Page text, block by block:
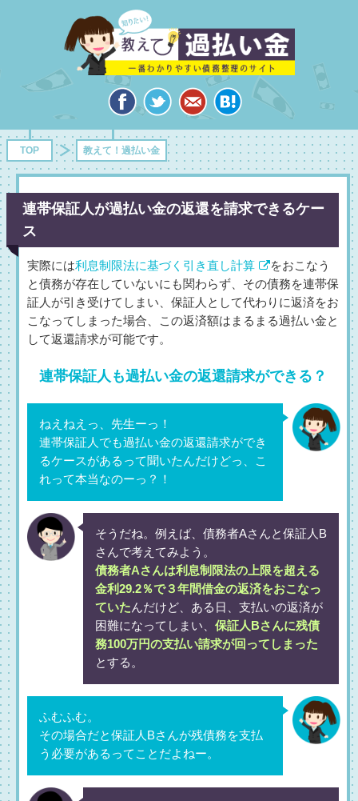
TOP 教えて！過払い金
連帯保証人が過払い金の返還を請求できるケー
ス
実際には利息制限法に基づく引き直し計算
をおこなう
と債務が存在していないにも関わらず、その債務を連帯保
証人が引き受けてしまい、保証人として代わりに返済をお
こなってしまった場合、この返済額はまるまる過払い金と
して返還請求が可能です。
連帯保証人も過払い金の返還請求ができる？
ねえねえっ、先生ーっ！
連帯保証人でも過払い金の返還請求ができ
るケースがあるって聞いたんだけどっ、こ
れって本当なのーっ？！
そうだね。例えば、債務者Aさんと保証人B
さんで考えてみよう。
債務者Aさんは利息制限法の上限を超える
金利29.2％で３年間借金の返済をおこなっ
ていたんだけど、ある日、支払いの返済が
困難になってしまい、 保証人Bさんに残債
務100万円の支払い請求が回ってしまった
とする。
ふむふむ。
その場合だと保証人Bさんが残債務を支払
う必要があるってことだよねー。